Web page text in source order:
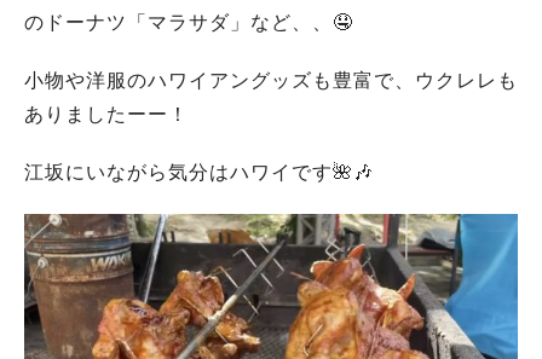
のドーナツ「マラサダ」など、、🤤
小物や洋服のハワイアングッズも豊富で、ウクレレも
ありましたーー！
江坂にいながら気分はハワイです🌺🎶